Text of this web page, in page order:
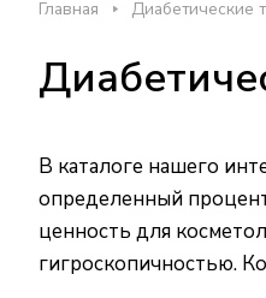
Главная Диабетические
В каталоге нашего
определенный
ценность для
гигроскопичностью.